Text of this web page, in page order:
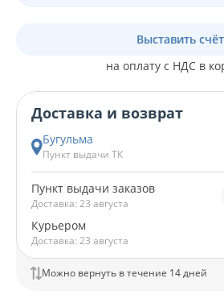
Выставить счёт
на оплату с НДС в
Доставка и возврат
Бугульма
Пункт выдачи ТК
Пункт выдачи заказов
Доставка: 23 августа
Курьером
Доставка: 23 августа
Можно вернуть в течение 14 дней